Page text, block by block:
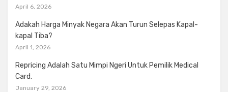
April 6, 2026
Adakah Harga Minyak Negara Akan Turun Selepas Kapal-
kapal Tiba?
April 1, 2026
Repricing Adalah Satu Mimpi Ngeri Untuk Pemilik Medical
Card.
January 29, 2026